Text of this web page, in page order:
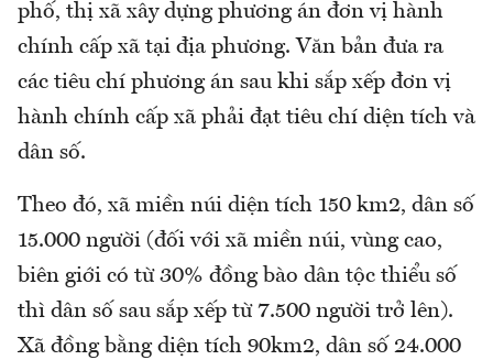
phố, thị xã xây dựng phương án đơn vị hành
chính cấp xã tại địa phương. Văn bản đưa ra
các tiêu chí phương án sau khi sắp xếp đơn vị
hành chính cấp xã phải đạt tiêu chí diện tích và
dân số.
Theo đó, xã miền núi diện tích 150 km2, dân số
15.000 người (đối với xã miền núi, vùng cao,
biên giới có từ 30% đồng bào dân tộc thiểu số
thì dân số sau sắp xếp từ 7.500 người trở lên).
Xã đồng bằng diện tích 90km2, dân số 24.000